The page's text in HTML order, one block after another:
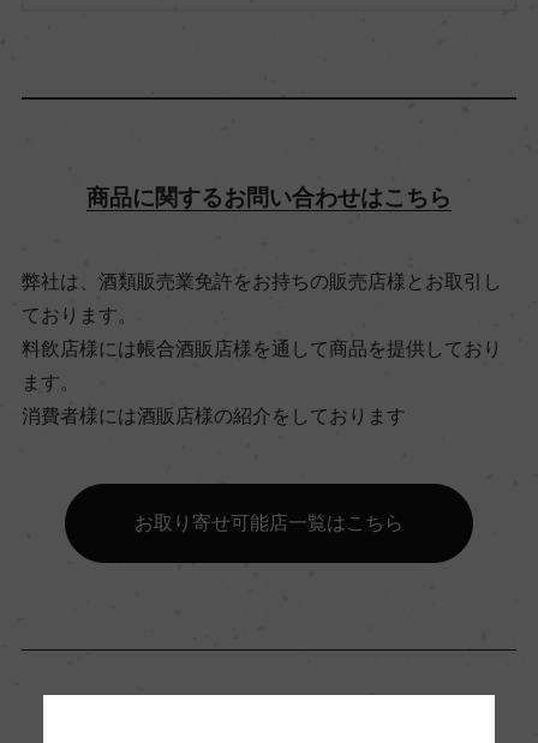
ー
有機JAS認証
ー
コンクール入賞歴
ー
商品に関するお問い合わせはこちら
弊社は、酒類販売業免許をお持ちの販売店様とお取引し
ております。
料飲店様には帳合酒販店様を通して商品を提供しており
ます。
消費者様には酒販店様の紹介をしております
お取り寄せ可能店一覧はこちら